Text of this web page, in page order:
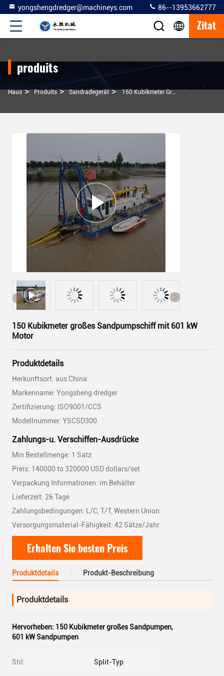
yongshengdredger@machineys.com 86--13953662777
Zitat
produits
Haus > Produits > Sandradegerät > 150 Kubikmeter Großes Sandpumpschiff Mit 601 KW Motor
150 Kubikmeter großes Sandpumpschiff mit 601 kW
Motor
Produktdetails
Herkunftsort: aus China
Markenname: Yongsheng dredger
Zertifizierung: ISO9001/CCS
Modellnummer: YSCSD300
Zahlungs-u. Verschiffen-Ausdrücke
Min Bestellmenge: 1 Satz
Preis: 140000 to 320000 USD dollars/set
Verpackung Informationen: im Behälter
Lieferzeit: 26 Tage
Zahlungsbedingungen: L/C, T/T, Western Union
Versorgungsmaterial-Fähigkeit: 42 Sätze/Jahr
Erhalten Sie besten Preis
Produktdetails Produkt-Beschreibung
Produktdetails
Hervorheben: 150 Kubikmeter großes Sandpumpen,
601 kW Sandpumpen
Stil: Split-Typ